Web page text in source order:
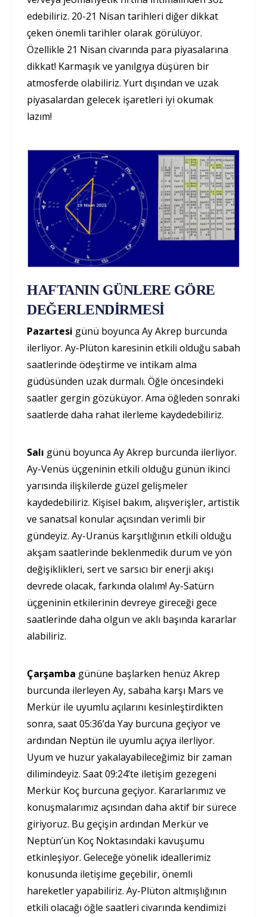
edebiliriz. 20-21 Nisan tarihleri diğer dikkat
çeken önemli tarihler olarak görülüyor.
Özellikle 21 Nisan civarında para piyasalarına
dikkat! Karmaşık ve yanılgıya düşüren bir
atmosferde olabiliriz. Yurt dışından ve uzak
piyasalardan gelecek işaretleri iyi okumak
lazım!
HAFTANIN GÜNLERE GÖRE
DEĞERLENDİRMESİ
Pazartesi günü boyunca Ay Akrep burcunda
ilerliyor. Ay-Plüton karesinin etkili olduğu sabah
saatlerinde ödeştirme ve intikam alma
güdüsünden uzak durmalı. Öğle öncesindeki
saatler gergin gözüküyor. Ama öğleden sonraki
saatlerde daha rahat ilerleme kaydedebiliriz.
Salı günü boyunca Ay Akrep burcunda ilerliyor.
Ay-Venüs üçgeninin etkili olduğu günün ikinci
yarısında ilişkilerde güzel gelişmeler
kaydedebiliriz. Kişisel bakım, alışverişler, artistik
ve sanatsal konular açısından verimli bir
gündeyiz. Ay-Uranüs karşıtlığının etkili olduğu
akşam saatlerinde beklenmedik durum ve yön
değişiklikleri, sert ve sarsıcı bir enerji akışı
devrede olacak, farkında olalım! Ay-Satürn
üçgeninin etkilerinin devreye gireceği gece
saatlerinde daha olgun ve aklı başında kararlar
alabiliriz.
Çarşamba gününe başlarken henüz Akrep
burcunda ilerleyen Ay, sabaha karşı Mars ve
Merkür ile uyumlu açılarını kesinleştirdikten
sonra, saat 05:36’da Yay burcuna geçiyor ve
ardından Neptün ile uyumlu açıya ilerliyor.
Uyum ve huzur yakalayabileceğimiz bir zaman
dilimindeyiz. Saat 09:24’te iletişim gezegeni
Merkür Koç burcuna geçiyor. Kararlarımız ve
konuşmalarımız açısından daha aktif bir sürece
giriyoruz. Bu geçişin ardından Merkür ve
Neptün’ün Koç Noktasındaki kavuşumu
etkinleşiyor. Geleceğe yönelik ideallerimiz
konusunda iletişime geçebilir, önemli
hareketler yapabiliriz. Ay-Plüton altmışlığının
etkili olacağı öğle saatleri civarında kendimizi